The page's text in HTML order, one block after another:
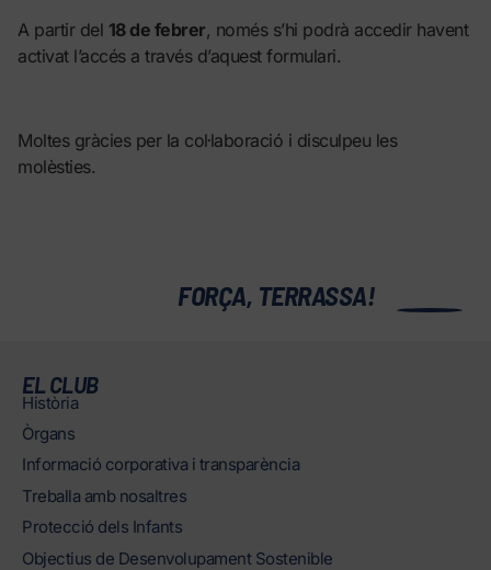
A partir del 18 de febrer, només s’hi podrà accedir havent
activat l’accés a través d’aquest formulari.
Moltes gràcies per la col·laboració i disculpeu les
molèsties.
FORÇA, TERRASSA!
EL CLUB
Història
Òrgans
Informació corporativa i transparència
Treballa amb nosaltres
Protecció dels Infants
Objectius de Desenvolupament Sostenible